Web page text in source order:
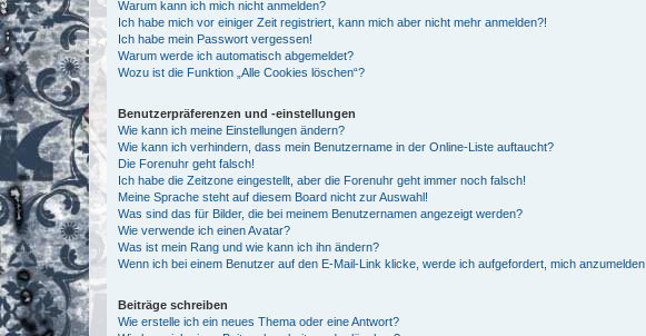
Warum kann ich mich nicht anmelden?
Ich habe mich vor einiger Zeit registriert, kann mich aber nicht mehr anmelden?!
Ich habe mein Passwort vergessen!
Warum werde ich automatisch abgemeldet?
Wozu ist die Funktion „Alle Cookies löschen“?
Benutzerpräferenzen und -einstellungen
Wie kann ich meine Einstellungen ändern?
Wie kann ich verhindern, dass mein Benutzername in der Online-Liste auftaucht?
Die Forenuhr geht falsch!
Ich habe die Zeitzone eingestellt, aber die Forenuhr geht immer noch falsch!
Meine Sprache steht auf diesem Board nicht zur Auswahl!
Was sind das für Bilder, die bei meinem Benutzernamen angezeigt werden?
Wie verwende ich einen Avatar?
Was ist mein Rang und wie kann ich ihn ändern?
Wenn ich bei einem Benutzer auf den E-Mail-Link klicke, werde ich aufgefordert, mich anzumelden.
Beiträge schreiben
Wie erstelle ich ein neues Thema oder eine Antwort?